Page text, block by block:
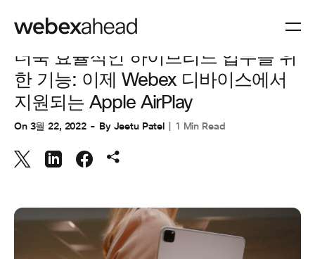
CUSTOMER STORIES,CUSTOMER STORIES
더욱 효율적인 하이브리드 업무를 위
한 기능: 이제 Webex 디바이스에서
지원되는 Apple AirPlay
On 3월 22, 2022 By Jeetu Patel 1 Min Read